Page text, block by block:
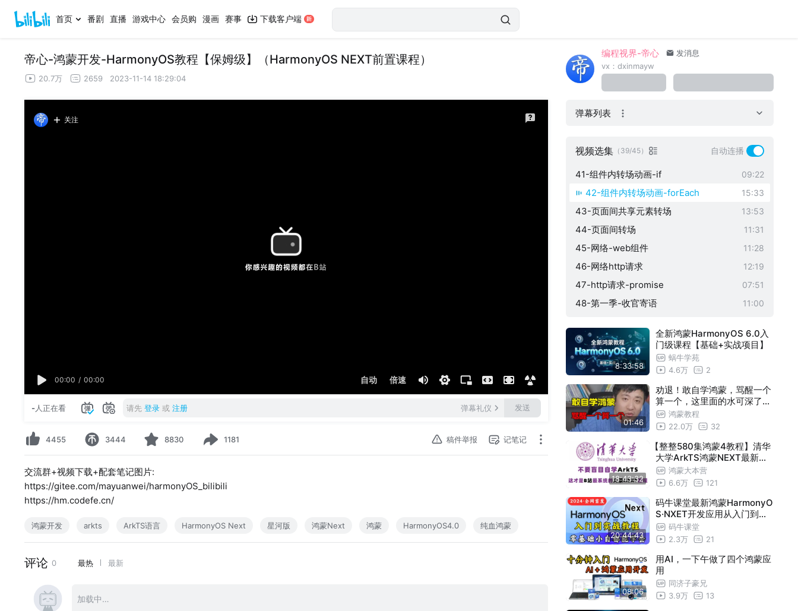
首页 番剧 直播 游戏中心 会员购 漫画 赛事 下载客户端
帝心-鸿蒙开发-HarmonyOS教程【保姆级】（HarmonyOS NEXT前置课程）
20.7万 2659 2023-11-14 18:29:04
关注
00:00 / 00:00 自动 倍速
-人正在看 请先 登录 或 注册 弹幕礼仪 发送
4455 3444 8830 1181 稿件举报 记笔记
交流群+视频下载+配套笔记图片:
https://gitee.com/mayuanwei/harmonyOS_bilibili
https://hm.codefe.cn/
鸿蒙开发 arkts ArkTS语言 HarmonyOS Next 星河版 鸿蒙Next 鸿蒙 HarmonyOS4.0 纯血鸿蒙
编程视界-帝心
发消息
vx：dxinmayw
弹幕列表
视频选集 （39/45） 自动连播
35-组件-容器组件-column-row-flex
36-组件-健康饮食
38-显示动画-尺寸改变
40-属性动画 08:24
41-组件内转场动画-if 09:22
42-组件内转场动画-forEach 15:33
43-页面间共享元素转场 13:53
44-页面间转场 11:31
45-网络-web组件 11:28
46-网络http请求 12:19
47-http请求-promise 07:51
48-第一季-收官寄语 11:00
8:33:58
全新鸿蒙HarmonyOS 6.0入
门级课程【基础+实战项目】
蜗牛学苑
4.6万
2
01:46
劝退！敢自学鸿蒙，骂醒一个
算一个，这里面的水可深了，
程序员都不愿意说的秘密！（
鸿蒙应用开发/鸿蒙OS教程/鸿
鸿蒙教程
22.0万
32
18:43:32
【整整580集鸿蒙4教程】清华
大学ArkTS鸿蒙NEXT最新教
程，学鸿蒙开发看这套视频就
可以了，无废话全干货。助力
rkTS)
鸿蒙大本营
6.6万
121
20:44:43
码牛课堂最新鸿蒙HarmonyO
S·NXET开发应用从入门到实
战教程，鸿蒙开发一套通关（
含DevEco Studio、ArkTS、
码牛课堂
2.3万
21
08:06
用AI，一下午做了四个鸿蒙应
用
同济子豪兄
3.9万
13